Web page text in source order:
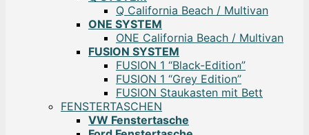
Q California Beach / Multivan
ONE SYSTEM
ONE California Beach / Multivan
FUSION SYSTEM
FUSION 1 “Black-Edition”
FUSION 1 “Grey Edition”
FUSION Staukasten mit Bett
FENSTERTASCHEN
VW Fenstertasche